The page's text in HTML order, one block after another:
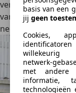
basis van een
jij geen
Cookies,
willekeurig
netwerk-
met andere
informatie,
technologieën
vermogen voor de
van 15 tot 80% te
neef, neemt de